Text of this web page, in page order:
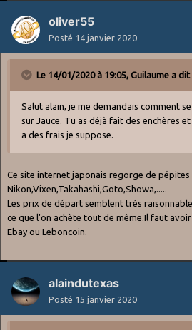
oliver55
Posté 14 janvier 2020
Le 14/01/2020 à 19:05, Guilaume a dit
Salut alain, je me demandais comment
sur Jauce. Tu as déjà fait des enchères
a des frais je suppose.
Ce site internet japonais regorge de pépites
Nikon,Vixen,Takahashi,Goto,Showa,.....
Les prix de départ semblent trés
ce que l'on achète tout de même.Il faut
Ebay ou Leboncoin.
alaindutexas
Posté 15 janvier 2020